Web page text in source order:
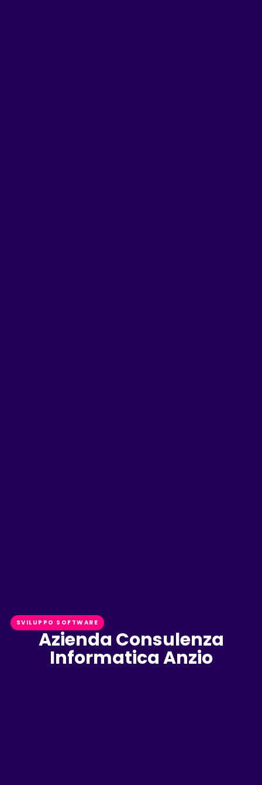
SVILUPPO SOFTWARE
Azienda Consulenza
Informatica Anzio